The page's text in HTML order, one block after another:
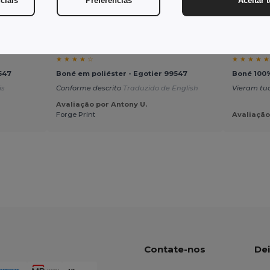
Avaliações dos clientes
★ ★ ★ ★ ☆
Boné em poliéster - Egotier 99547
Conforme descrito Traduzido de English
Avaliação por Antony U.
Forge Print
★ ★ ★ ★ ★
Boné
Vieram
Contate-nos